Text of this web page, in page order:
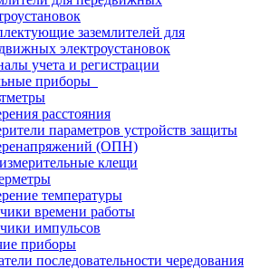
заземлителей для
электроустановок
учета и регистрации
приборы
расстояния
параметров устройств защиты
(ОПН)
клещи
температуры
времени работы
импульсов
приборы
последовательности чередования